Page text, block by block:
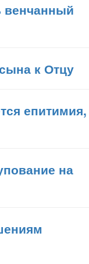
венчанный
к Отцу
епитимия,
на